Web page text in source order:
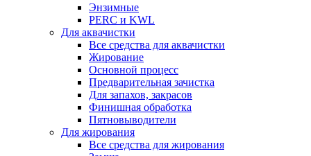
Энзимные
PERC и KWL
Для аквачистки
Все средства для аквачистки
Жирование
Основной процесс
Предварительная зачистка
Для запахов, закрасов
Финишная обработка
Пятновыводители
Для жирования
Все средства для жирования